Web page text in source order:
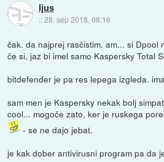
Ijus
::28. sep 2018, 08:16
čak. da najprej rasčistim. am... si Dpool
če si, jaz bi imel samo Kaspersky Total
bitdefender je pa res lepega izgleda.
sam men je Kaspersky nekak bolj
cool... mogoče zato, ker je ruskega
- se ne dajo jebat.
je kak dober antivirusni program pa da